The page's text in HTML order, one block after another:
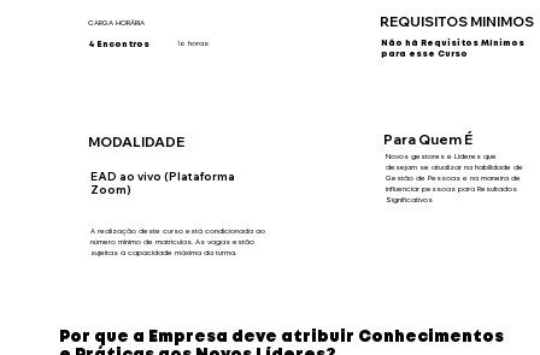
CARGA HORÁRIA REQUISITOS MINIMOS
16 horas
4 Encontros
Não há Requisitos Mínimos
para esse Curso
MODALIDADE Para Quem É
Novos gestores e Líderes que
desejam se atualizar na habilidade de
Gestão de Pessoas e na maneira de
influenciar pessoas para Resultados
Significativos
EAD ao vivo (Plataforma
Zoom)
A realização deste curso está condicionada ao
número mínimo de matrículas. As vagas estão
sujeitas à capacidade máxima da turma.
Por que a Empresa deve atribuir Conhecimentos